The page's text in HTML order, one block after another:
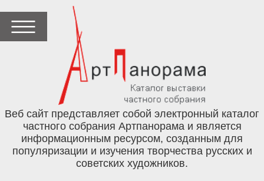
Веб сайт представляет собой электронный каталог
частного собрания Артпанорама и является
информационным ресурсом, созданным для
популяризации и изучения творчества русских и
советских художников.